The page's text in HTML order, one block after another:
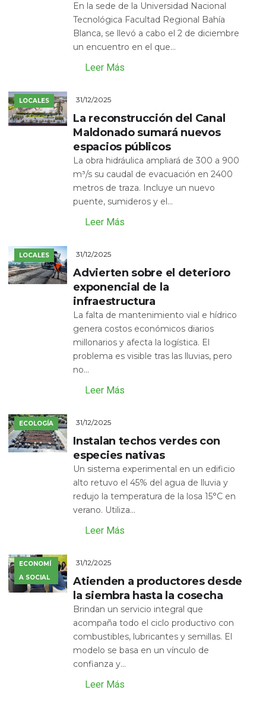
En la sede de la Universidad Nacional
Tecnológica Facultad Regional Bahía
Blanca, se llevó a cabo el 2 de diciembre
un encuentro en el que...
Leer Más
LOCALES 31/12/2025
La reconstrucción del Canal
Maldonado sumará nuevos
espacios públicos
La obra hidráulica ampliará de 300 a 900
m³/s su caudal de evacuación en 2400
metros de traza. Incluye un nuevo
puente, sumideros y el...
Leer Más
LOCALES 31/12/2025
Advierten sobre el deterioro
exponencial de la
infraestructura
La falta de mantenimiento vial e hídrico
genera costos económicos diarios
millonarios y afecta la logística. El
problema es visible tras las lluvias, pero
no...
Leer Más
ECOLOGÍA 31/12/2025
Instalan techos verdes con
especies nativas
Un sistema experimental en un edificio
alto retuvo el 45% del agua de lluvia y
redujo la temperatura de la losa 15°C en
verano. Utiliza...
Leer Más
ECONOMÍ
A SOCIAL
31/12/2025
Atienden a productores desde
la siembra hasta la cosecha
Brindan un servicio integral que
acompaña todo el ciclo productivo con
combustibles, lubricantes y semillas. El
modelo se basa en un vínculo de
confianza y...
Leer Más